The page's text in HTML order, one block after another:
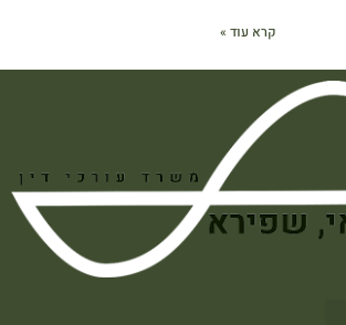
קרא עוד »